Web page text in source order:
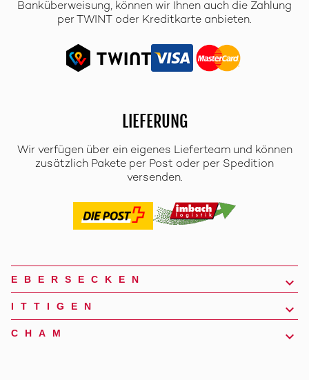
Banküberweisung, können wir Ihnen auch die Zahlung
per TWINT oder Kreditkarte anbieten.
LIEFERUNG
Wir verfügen über ein eigenes Lieferteam und können
zusätzlich Pakete per Post oder per Spedition
versenden.
EBERSECKEN
ITTIGEN
CHAM